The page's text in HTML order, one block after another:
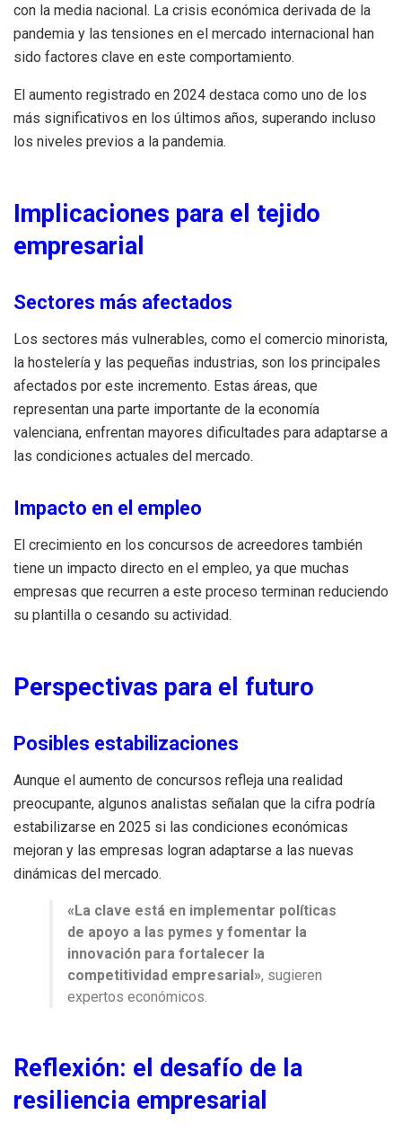
con la media nacional. La crisis económica derivada de la
pandemia y las tensiones en el mercado internacional han
sido factores clave en este comportamiento.
El aumento registrado en 2024 destaca como uno de los
más significativos en los últimos años, superando incluso
los niveles previos a la pandemia.
Implicaciones para el tejido
empresarial
Sectores más afectados
Los sectores más vulnerables, como el comercio minorista,
la hostelería y las pequeñas industrias, son los principales
afectados por este incremento. Estas áreas, que
representan una parte importante de la economía
valenciana, enfrentan mayores dificultades para adaptarse a
las condiciones actuales del mercado.
Impacto en el empleo
El crecimiento en los concursos de acreedores también
tiene un impacto directo en el empleo, ya que muchas
empresas que recurren a este proceso terminan reduciendo
su plantilla o cesando su actividad.
Perspectivas para el futuro
Posibles estabilizaciones
Aunque el aumento de concursos refleja una realidad
preocupante, algunos analistas señalan que la cifra podría
estabilizarse en 2025 si las condiciones económicas
mejoran y las empresas logran adaptarse a las nuevas
dinámicas del mercado.
«La clave está en implementar políticas
de apoyo a las pymes y fomentar la
innovación para fortalecer la
competitividad empresarial», sugieren
expertos económicos.
Reflexión: el desafío de la
resiliencia empresarial